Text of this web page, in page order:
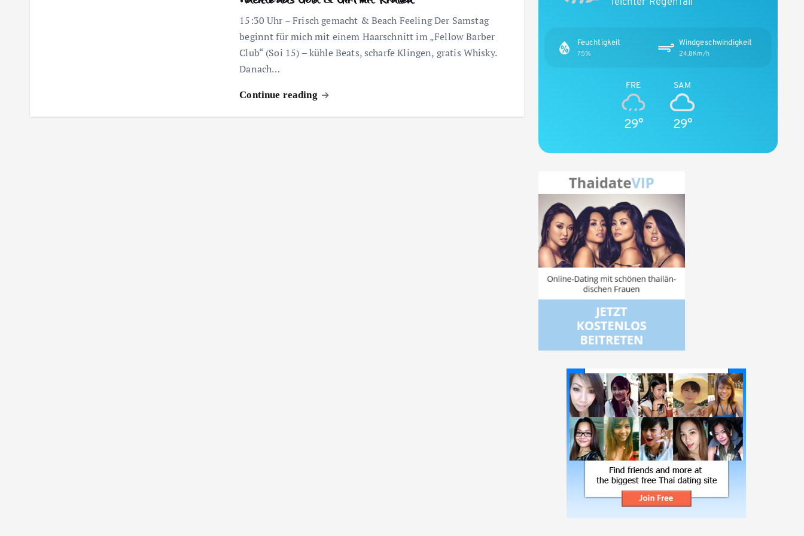
15:30 Uhr – Frisch gemacht & Beach Feeling Der Samstag
beginnt für mich mit einem Haarschnitt im „Fellow Barber
Club“ (Soi 15) – kühle Beats, scharfe Klingen, gratis Whisky.
Danach…
Continue reading
Feuchtigkeit
75%
Windgeschwindigkeit
24.8Km/h
FRE
29°
SAM
29°